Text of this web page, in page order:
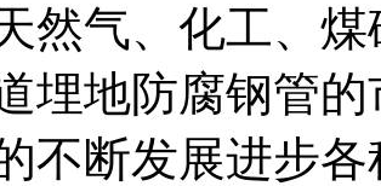
然气、化工、
埋地防腐钢管
不断发展进步